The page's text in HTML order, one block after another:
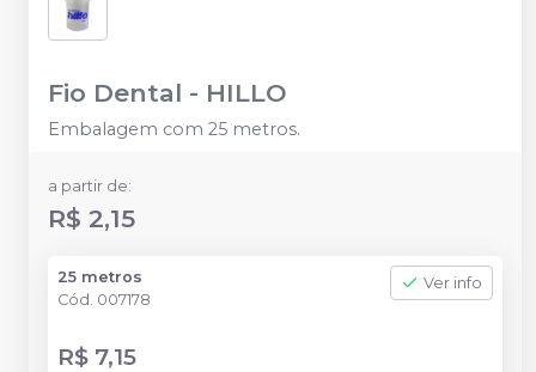
Fio Dental - HILLO
Embalagem com 25 metros.
a partir de:
R$ 2,15
25 metros
Cód. 007178
Ver info
R$ 7,15